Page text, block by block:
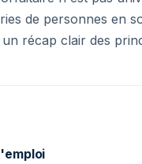
de personnes en
récap clair des